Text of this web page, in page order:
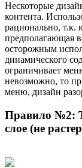
Нескоторые
контента.
рационально, т.к.
предполагающая
осторожным
динамического
ограничивает
невозможно, то
меню, дизайн
Правило №2:
слое (не